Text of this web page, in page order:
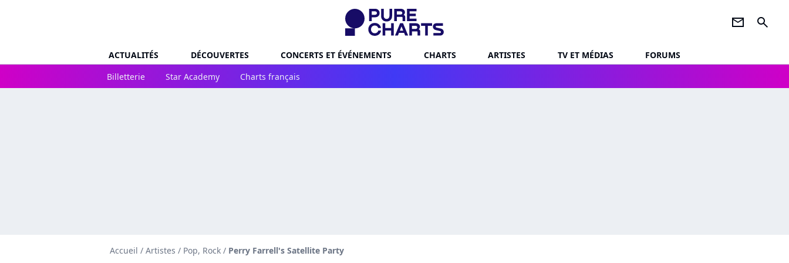
newsletter search
ACTUALITÉS DÉCOUVERTES CONCERTS ET ÉVÉNEMENTS CHARTS ARTISTES TV ET MÉDIAS
FORUMS
Billetterie
Star Academy Charts français
Accueil / Artistes / Pop, Rock / Perry Farrell's Satellite Party